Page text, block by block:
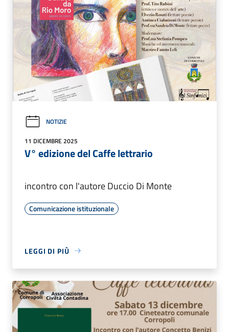
NOTIZIE
11 DICEMBRE 2025
V° edizione del Caffe lettrario
incontro con l'autore Duccio Di Monte
Comunicazione istituzionale
LEGGI DI PIÙ